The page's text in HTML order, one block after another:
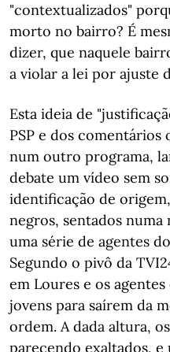
"contextualizados"
morto no bairro? É
dizer, que naquele
a violar a lei por ajuste
Esta ideia de
PSP e dos comentários
num outro programa,
debate um vídeo sem
identificação de
negros, sentados numa
uma série de agentes
Segundo o pivô da
em Loures e os
jovens para saírem da
ordem. A dada altura,
parecendo exaltados, e